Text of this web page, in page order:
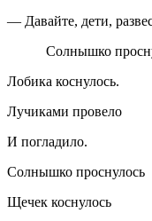
— Давайте, дети,
Солнышко
Лобика коснулось.
Лучиками провело
И погладило.
Солнышко
Щечек коснулось